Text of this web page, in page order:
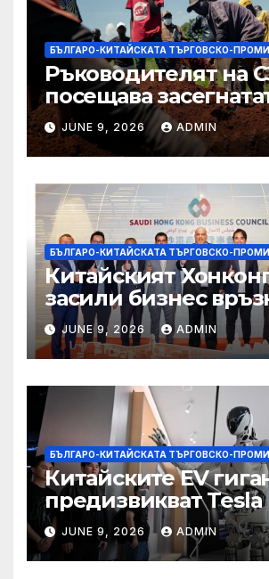
БЪЛГАРО-КИТАЙСКАТА ТЪРГОВСКО-
Ръководителят на
посещава
Ебола Уганда, след
вирусът се
от ДРК
JUNE 9, 2026 ADMIN
БЪЛГАРО-КИТАЙСКАТА ТЪРГОВСКО-
Китайският
засили бизнес
със Саудитска
JUNE 9, 2026 ADMIN
БЪЛГАРО-КИТАЙСКАТА ТЪРГОВСКО-
Китайските EV
предизвикват Tesla
надпреварата за
комерсиализиране
хуманоидни роботи
JUNE 9, 2026 ADMIN